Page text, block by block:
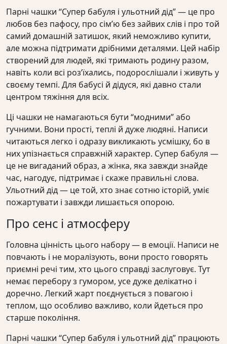
Парні чашки “Супер бабуля і ульотний дід” — це про
любов без пафосу, про сім’ю без зайвих слів і про той
самий домашній затишок, який неможливо купити,
але можна підтримати дрібними деталями. Цей набір
створений для людей, які тримають родину разом,
навіть коли всі роз’їхались, подорослішали і живуть у
своєму темпі. Для бабусі й дідуся, які давно стали
центром тяжіння для всіх.
Ці чашки не намагаються бути “модними” або
гучними. Вони прості, теплі й дуже людяні. Написи
читаються легко і одразу викликають усмішку, бо в
них упізнається справжній характер. Супер бабуля —
це не вигаданий образ, а жінка, яка завжди знайде
час, нагодує, підтримає і скаже правильні слова.
Ульотний дід — це той, хто знає сотню історій, уміє
пожартувати і завжди лишається опорою.
Про сенс і атмосферу
Головна цінність цього набору — в емоції. Написи не
повчають і не моралізують, вони просто говорять
приємні речі тим, хто цього справді заслуговує. Тут
немає перебору з гумором, усе дуже делікатно і
доречно. Легкий жарт поєднується з повагою і
теплом, що особливо важливо, коли йдеться про
старше покоління.
Парні чашки “Супер бабуля і ульотний дід” працюють